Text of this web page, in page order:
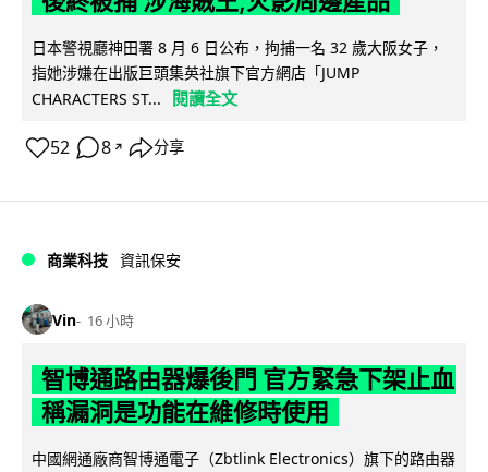
日本警視廳神田署 8 月 6 日公布，拘捕一名 32 歲大阪女子，
指她涉嫌在出版巨頭集英社旗下官方網店「JUMP
CHARACTERS ST...
閱讀全文
52 8 ↗ 分享
商業科技 資訊保安
Vin 16 小時
智博通路由器爆後門 官方緊急下架止血
稱漏洞是功能在維修時使用
中國網通廠商智博通電子（Zbtlink Electronics）旗下的路由器